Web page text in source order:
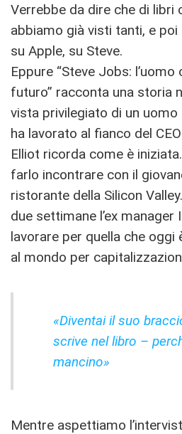
Verrebbe da dire che di libri
abbiamo già visti tanti, e
su Apple, su Steve.
Eppure “Steve Jobs:
futuro” racconta una storia
vista privilegiato di un
ha lavorato al fianco del
Elliot ricorda come è
farlo incontrare con il
ristorante della Silicon
due settimane l’ex manager
lavorare per quella che oggi
al mondo per
«Diventai il suo
scrive nel libro –
mancino»
Mentre aspettiamo